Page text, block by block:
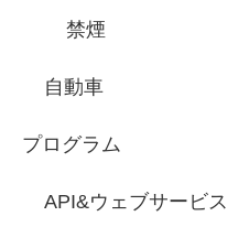
禁煙
自動車
プログラム
API&ウェブサービス